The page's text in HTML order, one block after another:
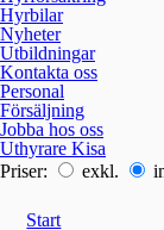
Hyrbilar
Nyheter
Utbildningar
Kontakta oss
Personal
Försäljning
Jobba hos oss
Uthyrare Kisa
Priser:
exkl.
Kontakta oss
Jobba hos oss
Start